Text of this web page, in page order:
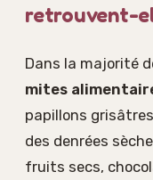
retrouvent-
Dans la majorité
mites
papillons
des denrées
fruits secs,